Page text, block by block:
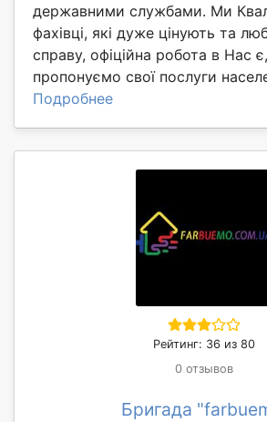
державними службами. Ми
фахівці, які дуже цінують та
справу, офіційна робота в Нас
пропонуємо свої послуги
Подробнее
Рейтинг: 36 из 80
0 отзывов
Бригада